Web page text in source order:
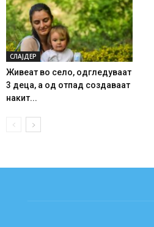
СЛАЈДЕР
Живеат во село, одгледуваат
3 деца, а од отпад создаваат
накит...